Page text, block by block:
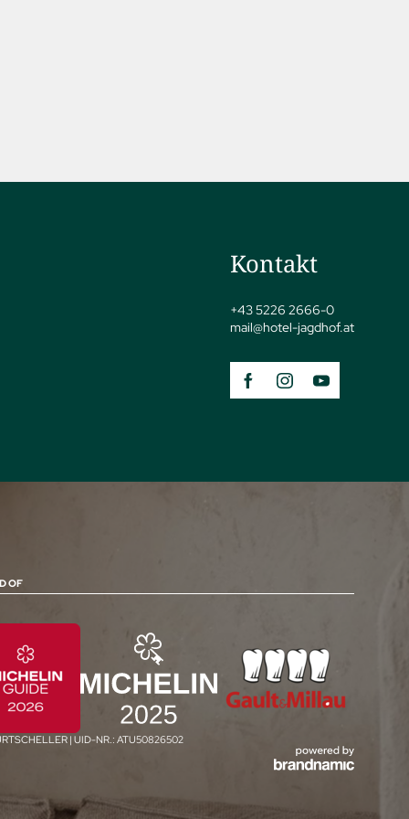
Kontakt
+43 5226 2666-0
mail@hotel-jagdhof.at
OF
| UID-NR.: ATU50826502